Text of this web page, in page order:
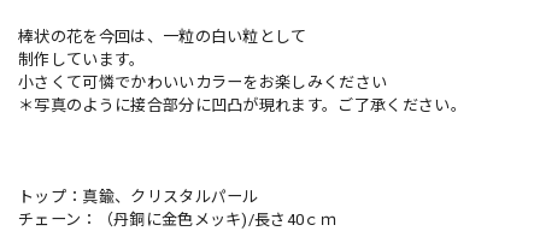
棒状の花を今回は、一粒の白い粒として
制作しています。
小さくて可憐でかわいいカラーをお楽しみください
＊写真のように接合部分に凹凸が現れます。ご了承ください。
トップ：真鍮、クリスタルパール
チェーン：（丹銅に金色メッキ)/長さ40ｃｍ